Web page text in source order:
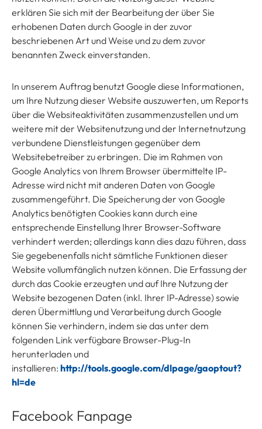
erklären Sie sich mit der Bearbeitung der über Sie
erhobenen Daten durch Google in der zuvor
beschriebenen Art und Weise und zu dem zuvor
benannten Zweck einverstanden.
In unserem Auftrag benutzt Google diese Informationen,
um Ihre Nutzung dieser Website auszuwerten, um Reports
über die Websiteaktivitäten zusammenzustellen und um
weitere mit der Websitenutzung und der Internetnutzung
verbundene Dienstleistungen gegenüber dem
Websitebetreiber zu erbringen. Die im Rahmen von
Google Analytics von Ihrem Browser übermittelte IP-
Adresse wird nicht mit anderen Daten von Google
zusammengeführt. Die Speicherung der von Google
Analytics benötigten Cookies kann durch eine
entsprechende Einstellung Ihrer Browser-Software
verhindert werden; allerdings kann dies dazu führen, dass
Sie gegebenenfalls nicht sämtliche Funktionen dieser
Website vollumfänglich nutzen können. Die Erfassung der
durch das Cookie erzeugten und auf Ihre Nutzung der
Website bezogenen Daten (inkl. Ihrer IP-Adresse) sowie
deren Übermittlung und Verarbeitung durch Google
können Sie verhindern, indem sie das unter dem
folgenden Link verfügbare Browser-Plug-In
herunterladen und
installieren: http://tools.google.com/dlpage/gaoptout?
hl=de
Facebook Fanpage